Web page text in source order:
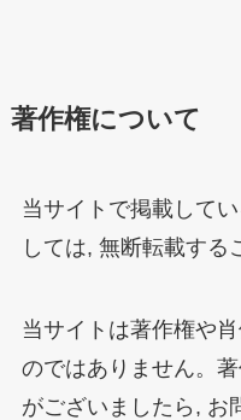
著作権について
当サイトで掲載して
しては, 無断転載する
当サイトは著作権や
のではありません。
がございましたら, お